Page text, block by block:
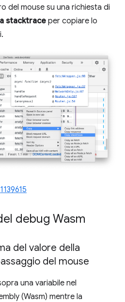
del mouse su una richiesta di
stacktraceper copiare lo
1139615
debug Wasm
del valore della
del mouse
una variabile nel
(Wasm) mentre la